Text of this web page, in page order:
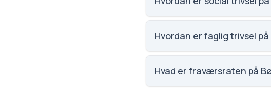
Vi har ikke data om social
Hvordan er faglig trivsel
Vi har ikke data om faglig
Hvad er fraværsraten på